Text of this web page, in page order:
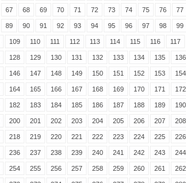
67 68 69 70 71 72 73 74 75 76 77
89 90 91 92 93 94 95 96 97 98 99
109 110 111 112 113 114 115 116 117
128 129 130 131 132 133 134 135 136
146 147 148 149 150 151 152 153 154
164 165 166 167 168 169 170 171 172
182 183 184 185 186 187 188 189 190
200 201 202 203 204 205 206 207 208
218 219 220 221 222 223 224 225 226
236 237 238 239 240 241 242 243 244
254 255 256 257 258 259 260 261 262